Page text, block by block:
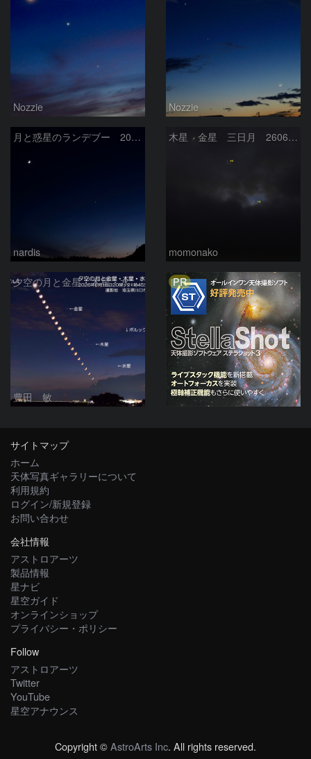
Nozzie Nozzie
月と惑星のランデブー 2026/06/19
nardis
木星 金星 三日月 260618
momonako
夕空の月と金星・木星・水星の接近 2026/6/18
豊田 敏
PR
サイトマップ
ホーム
天体写真ギャラリーについて
利用規約
ログイン/新規登録
お問い合わせ
会社情報
アストロアーツ
製品情報
星ナビ
星空ガイド
オンラインショップ
プライバシー・ポリシー
Follow
アストロアーツ
Twitter
YouTube
星空アナウンス
Copyright ©AstroArts Inc. All rights reserved.